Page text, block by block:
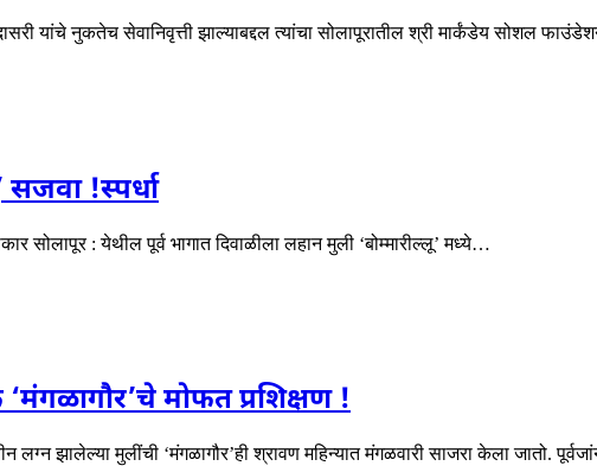
यांचे नुकतेच सेवानिवृत्ती झाल्याबद्दल त्यांचा सोलापूरातील श्री मार्कंडेय सोशल
सजवा !स्पर्धा
: येथील पूर्व भागात दिवाळीला लहान मुली ‘बोम्मारील्लू’ मध्ये…
मोफत प्रशिक्षण !
लग्न झालेल्या मुलींची ‘मंगळागौर’ही श्रावण महिन्यात मंगळवारी साजरा केला जातो.